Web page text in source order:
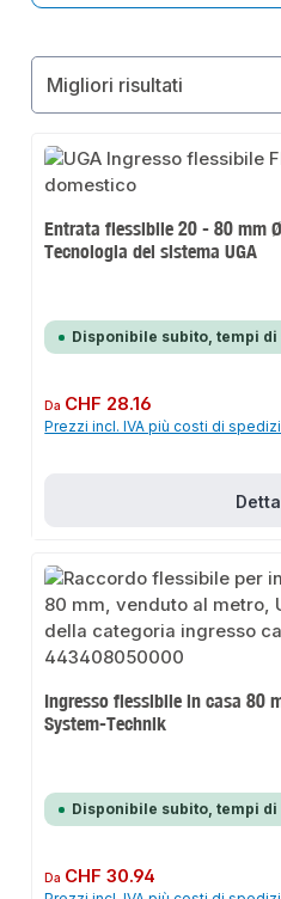
Entrata flessibile 20 - 80 mm
Tecnologia del sistema UGA
Disponibile subito, tempi
Prezzo normale:
Da CHF 28.16
Prezzi incl. IVA più costi di
Ingresso flessibile in casa 80
System-Technik
Disponibile subito, tempi
Prezzo normale:
Da CHF 30.94